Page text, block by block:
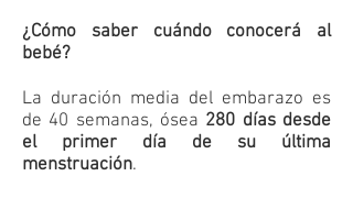
¿Cómo saber cuándo conocerá al
bebé?
La duración media del embarazo es
de 40 semanas, ósea 280 días desde
el primer día de su última
menstruación.